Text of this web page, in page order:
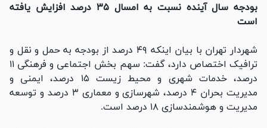
بودجه سال آینده نسبت به امسال ۳۵ درصد افزایش یافته
است
شهردار تهران با بیان اینکه ۴۹ درصد از بودجه به حمل و نقل و
ترافیک اختصاص دارد، گفت: سهم بخش اجتماعی و فرهنگی ۱۱
درصد، خدمات شهری و محیط زیست ۱۵ درصد، ایمنی و
مدیریت بحران ۴ درصد، شهرسازی و معماری ۳ درصد و توسعه
مدیریت و هوشمندسازی ۱۸ درصد است.